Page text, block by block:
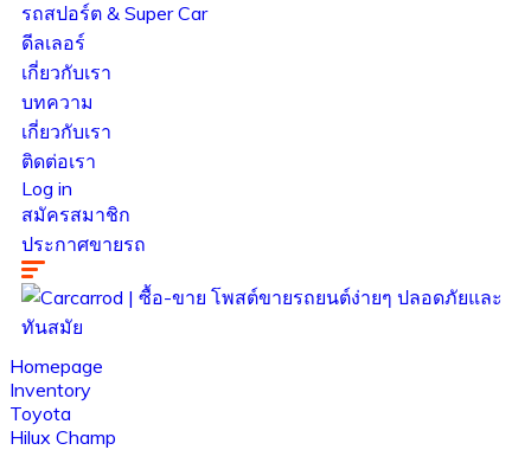
รถสปอร์ต & Super Car
ดีลเลอร์
เกี่ยวกับเรา
บทความ
เกี่ยวกับเรา
ติดต่อเรา
Log in
สมัครสมาชิก
ประกาศขายรถ
Homepage
Inventory
Toyota
Hilux Champ